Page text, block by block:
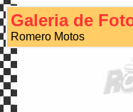
Galeria de
Romero Motos